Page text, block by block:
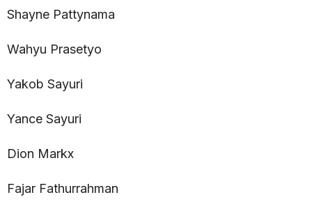
Shayne Pattynama
Wahyu Prasetyo
Yakob Sayuri
Yance Sayuri
Dion Markx
Fajar Fathurrahman